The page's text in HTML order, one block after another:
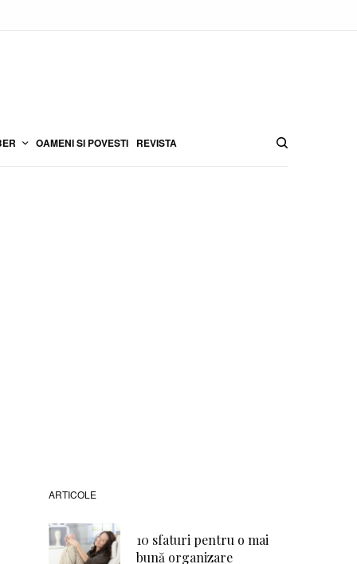
OAMENI SI POVESTI REVISTA
ARTICOLE
10 sfaturi pentru o mai
bună organizare